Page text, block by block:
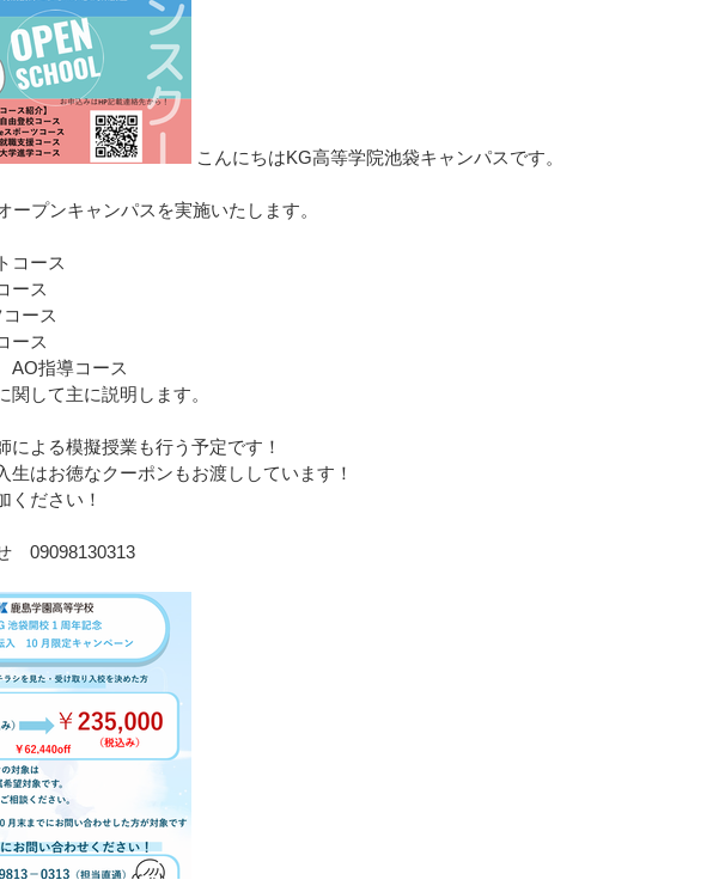
こんにちはKG高等学院池袋キャンパスです。
ープンキャンパスを実施いたします。
コース
ース
コース
ース
AO指導コース
関して主に説明します。
による模擬授業も行う予定です！
生はお徳なクーポンもお渡ししています！
ください！
09098130313